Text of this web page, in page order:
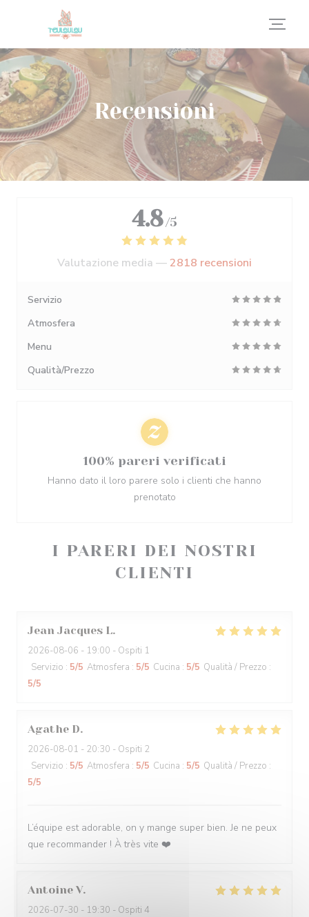
Personalizzazione delle tue scelte sui cookie
Recensioni
I PARERI DEI NOSTRI
CLIENTI
Jean Jacques L
2026-08-06 - 19:00 - Ospiti 1
Servizio : 5/5 Atmosfera : 5/5 Cucina : 5/5 Qualità / Prezzo :
5/5
Agathe D
2026-08-01 - 20:30 - Ospiti 2
Servizio : 5/5 Atmosfera : 5/5 Cucina : 5/5 Qualità / Prezzo :
5/5
L’équipe est adorable, on y mange super bien. Je ne peux
que recommander ! À très vite ❤️
Antoine V
2026-07-30 - 19:30 - Ospiti 4
4.8 /5
Valutazione media —2818 recensioni
Servizio
Atmosfera
Menu
Qualità/Prezzo
100% pareri verificati
Hanno dato il loro parere solo i clienti che hanno
prenotato